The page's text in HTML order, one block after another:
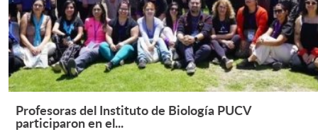
Leer Más +
Profesoras del Instituto de Biología PUCV
participaron en el...